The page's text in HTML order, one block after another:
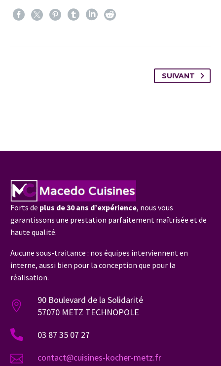
SUIVANT
Forts de plus de 30 ans d’expérience, nous vous
garantissons une prestation parfaitement maîtrisée et de
haute qualité.
Aucune sous-traitance : nos équipes interviennent en
interne, aussi bien pour la conception que pour la
réalisation.
90 Boulevard de la Solidarité
57070 METZ TECHNOPOLE
03 87 35 07 27
contact@cuisines-kocher-metz.fr